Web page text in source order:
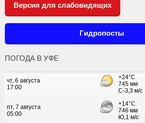
Версия для слабовидящих
Гидропосты
ПОГОДА В УФЕ